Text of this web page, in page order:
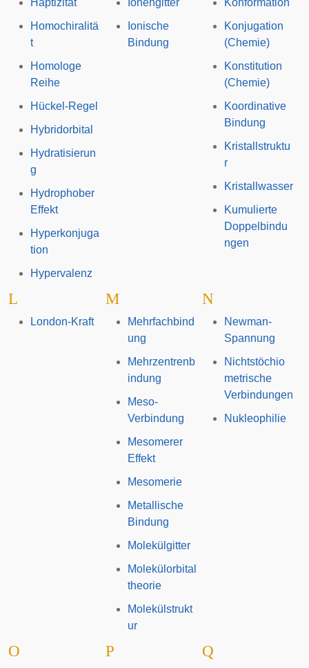
Haptizität
Homochiralitä
t
Homologe
Reihe
Hückel-Regel
Hybridorbital
Hydratisierun
g
Hydrophober
Effekt
Hyperkonjuga
tion
Hypervalenz
Ionengitter
Ionische
Bindung
Konformation
Konjugation
(Chemie)
Konstitution
(Chemie)
Koordinative
Bindung
Kristallstruktu
r
Kristallwasser
Kumulierte
Doppelbindu
ngen
L
London-Kraft
M
Mehrfachbind
ung
Mehrzentrenb
indung
Meso-
Verbindung
Mesomerer
Effekt
Mesomerie
Metallische
Bindung
Molekülgitter
Molekülorbital
theorie
Molekülstrukt
ur
N
Newman-
Spannung
Nichtstöchio
metrische
Verbindungen
Nukleophilie
O P Q